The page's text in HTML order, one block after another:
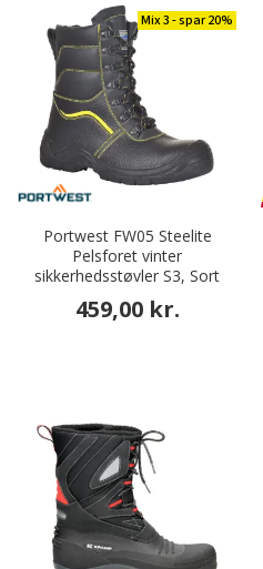
Mix 3 - spar 20%
Portwest FW05 Steelite
Pelsforet vinter
sikkerhedsstøvler S3, Sort
459,00 kr.